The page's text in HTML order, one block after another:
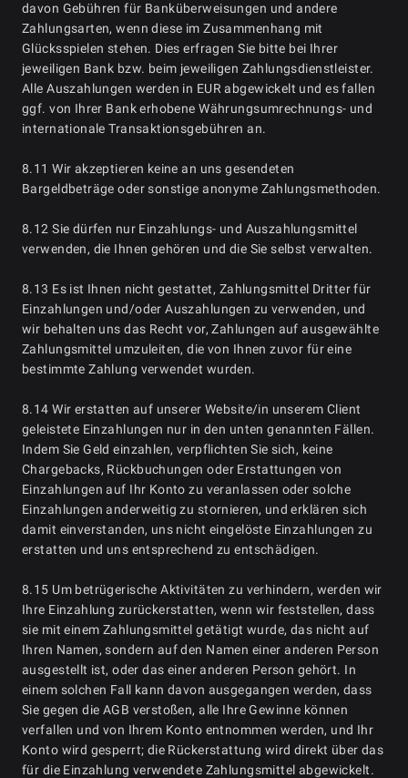
davon Gebühren für Banküberweisungen und andere
Zahlungsarten, wenn diese im Zusammenhang mit
Glücksspielen stehen. Dies erfragen Sie bitte bei Ihrer
jeweiligen Bank bzw. beim jeweiligen Zahlungsdienstleister.
Alle Auszahlungen werden in EUR abgewickelt und es fallen
ggf. von Ihrer Bank erhobene Währungsumrechnungs- und
internationale Transaktionsgebühren an.
8.11 Wir akzeptieren keine an uns gesendeten
Bargeldbeträge oder sonstige anonyme Zahlungsmethoden.
8.12 Sie dürfen nur Einzahlungs- und Auszahlungsmittel
verwenden, die Ihnen gehören und die Sie selbst verwalten.
8.13 Es ist Ihnen nicht gestattet, Zahlungsmittel Dritter für
Einzahlungen und/oder Auszahlungen zu verwenden, und
wir behalten uns das Recht vor, Zahlungen auf ausgewählte
Zahlungsmittel umzuleiten, die von Ihnen zuvor für eine
bestimmte Zahlung verwendet wurden.
8.14 Wir erstatten auf unserer Website/in unserem Client
geleistete Einzahlungen nur in den unten genannten Fällen.
Indem Sie Geld einzahlen, verpflichten Sie sich, keine
Chargebacks, Rückbuchungen oder Erstattungen von
Einzahlungen auf Ihr Konto zu veranlassen oder solche
Einzahlungen anderweitig zu stornieren, und erklären sich
damit einverstanden, uns nicht eingelöste Einzahlungen zu
erstatten und uns entsprechend zu entschädigen.
8.15 Um betrügerische Aktivitäten zu verhindern, werden wir
Ihre Einzahlung zurückerstatten, wenn wir feststellen, dass
sie mit einem Zahlungsmittel getätigt wurde, das nicht auf
Ihren Namen, sondern auf den Namen einer anderen Person
ausgestellt ist, oder das einer anderen Person gehört. In
einem solchen Fall kann davon ausgegangen werden, dass
Sie gegen die AGB verstoßen, alle Ihre Gewinne können
verfallen und von Ihrem Konto entnommen werden, und Ihr
Konto wird gesperrt; die Rückerstattung wird direkt über das
für die Einzahlung verwendete Zahlungsmittel abgewickelt.